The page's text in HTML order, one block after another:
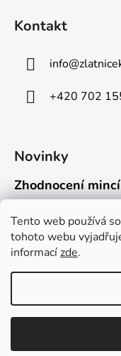
Tento web používá
tohoto webu
informacízde.
Kontakt
info@
+420 702
Novinky
Zhodnocení
Připravili jsme pro
Mýty o přepravě
Kdo někdy držel v